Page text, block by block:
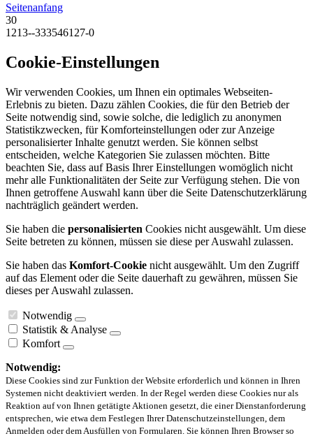
Seitenanfang
30
1213--333546127-0
Cookie-Einstellungen
Wir verwenden Cookies, um Ihnen ein optimales Webseiten-
Erlebnis zu bieten. Dazu zählen Cookies, die für den Betrieb der
Seite notwendig sind, sowie solche, die lediglich zu anonymen
Statistikzwecken, für Komforteinstellungen oder zur Anzeige
personalisierter Inhalte genutzt werden. Sie können selbst
entscheiden, welche Kategorien Sie zulassen möchten. Bitte
beachten Sie, dass auf Basis Ihrer Einstellungen womöglich nicht
mehr alle Funktionalitäten der Seite zur Verfügung stehen. Die von
Ihnen getroffene Auswahl kann über die Seite Datenschutzerklärung
nachträglich geändert werden.
Sie haben die personalisierten Cookies nicht ausgewählt. Um diese
Seite betreten zu können, müssen sie diese per Auswahl zulassen.
Sie haben das Komfort-Cookie nicht ausgewählt. Um den Zugriff
auf das Element oder die Seite dauerhaft zu gewähren, müssen Sie
dieses per Auswahl zulassen.
Notwendig
Statistik & Analyse
Komfort
Notwendig:
Diese Cookies sind zur Funktion der Website erforderlich und können in Ihren
Systemen nicht deaktiviert werden. In der Regel werden diese Cookies nur als
Reaktion auf von Ihnen getätigte Aktionen gesetzt, die einer Dienstanforderung
entsprechen, wie etwa dem Festlegen Ihrer Datenschutzeinstellungen, dem
Anmelden oder dem Ausfüllen von Formularen. Sie können Ihren Browser so